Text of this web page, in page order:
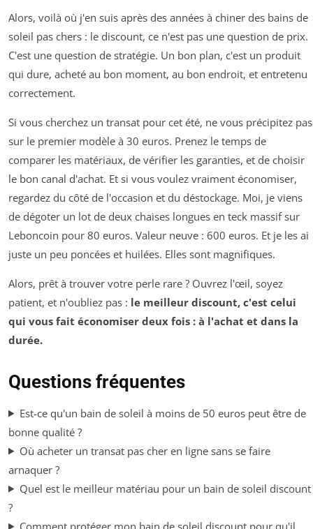
Alors, voilà où j'en suis après des années à chiner des bains de
soleil pas chers : le discount, ce n'est pas une question de prix.
C'est une question de stratégie. Un bon plan, c'est un produit
qui dure, acheté au bon moment, au bon endroit, et entretenu
correctement.
Si vous cherchez un transat pour cet été, ne vous précipitez pas
sur le premier modèle à 30 euros. Prenez le temps de
comparer les matériaux, de vérifier les garanties, et de choisir
le bon canal d'achat. Et si vous voulez vraiment économiser,
regardez du côté de l'occasion et du déstockage. Moi, je viens
de dégoter un lot de deux chaises longues en teck massif sur
Leboncoin pour 80 euros. Valeur neuve : 600 euros. Et je les ai
juste un peu poncées et huilées. Elles sont magnifiques.
Alors, prêt à trouver votre perle rare ? Ouvrez l'œil, soyez
patient, et n'oubliez pas : le meilleur discount, c'est celui
qui vous fait économiser deux fois : à l'achat et dans la
durée.
Questions fréquentes
Est-ce qu'un bain de soleil à moins de 50 euros peut être de
bonne qualité ?
Où acheter un transat pas cher en ligne sans se faire
arnaquer ?
Quel est le meilleur matériau pour un bain de soleil discount
?
Comment protéger mon bain de soleil discount pour qu'il